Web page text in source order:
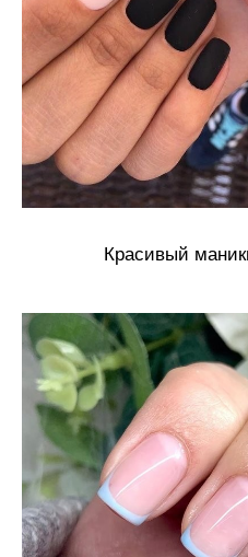
Красивый